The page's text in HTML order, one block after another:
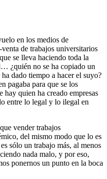
en los medios de
de trabajos universitarios
se lleva haciendo toda la
¿quién no se ha copiado un
dado tiempo a hacer el suyo?
pagaba para que se los
quien ha creado empresas
entre lo legal y lo ilegal en
vender trabajos
del mismo modo que lo es
sólo un trabajo más, al menos
nada malo, y por eso,
ponernos un punto en la boca